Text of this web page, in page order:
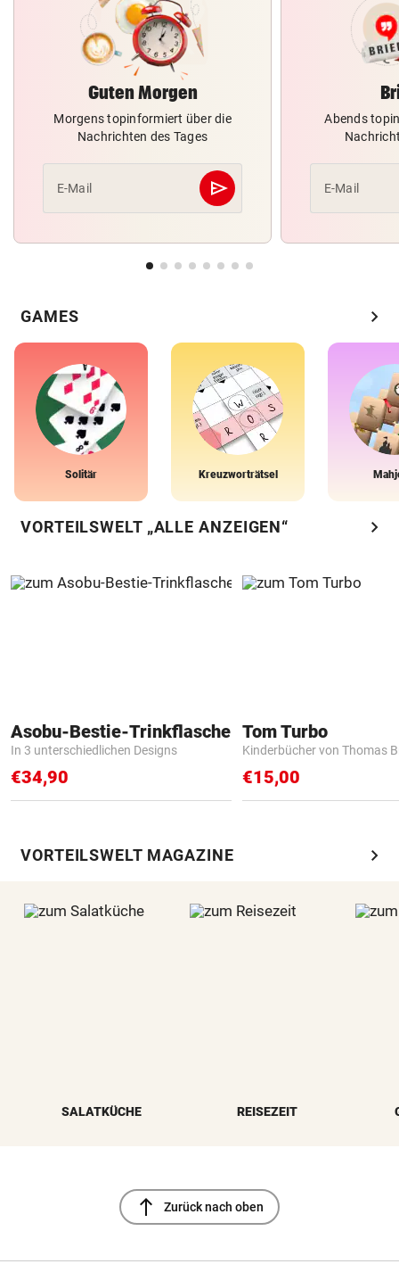
Guten Morgen
Morgens topinformiert über die
Nachrichten des Tages
E-Mail send
Abschicken
Abends
E-Mail
GAMES chevron_right
Solitär Kreuzworträtsel
VORTEILSWELT „ALLE ANZEIGEN“ chevron_right
Asobu-Bestie-Trinkflasche
In 3 unterschiedlichen Designs
€34,90
Tom Turbo
Kinderbücher von Thomas
€15,00
VORTEILSWELT MAGAZINE chevron_right
SALATKÜCHE REISEZEIT
north Zurück nach oben